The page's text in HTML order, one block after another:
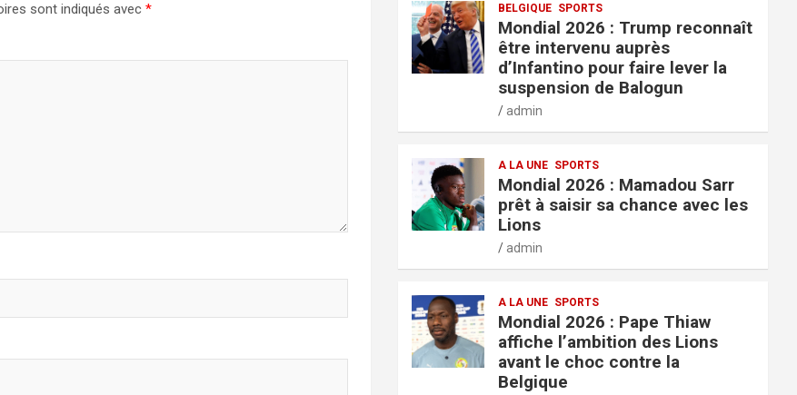
sont indiqués avec * BELGIQUE SPORTS
Mondial 2026 : Trump reconnaît
être intervenu auprès
d’Infantino pour faire lever la
suspension de Balogun
admin
A LA UNE SPORTS
Mondial 2026 : Mamadou Sarr
prêt à saisir sa chance avec les
Lions
admin
A LA UNE SPORTS
Mondial 2026 : Pape Thiaw
affiche l’ambition des Lions
avant le choc contre la
Belgique